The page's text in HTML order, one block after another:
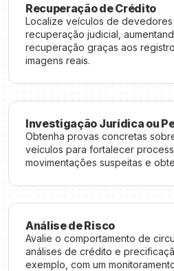
Recuperação de Crédito
Localize veículos de
recuperação judicial,
recuperação graças aos
imagens reais.
Investigação Jurídica ou
Obtenha provas concretas
veículos para fortalecer
movimentações suspeitas e
Análise de Risco
Avalie o comportamento de
análises de crédito e
exemplo, com um